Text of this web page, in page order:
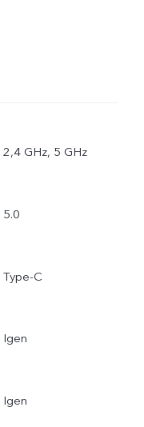
2,4 GHz, 5 GHz
5.0
Type-C
Igen
Igen